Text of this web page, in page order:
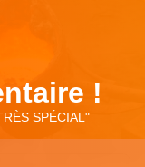
!
SPÉCIAL "